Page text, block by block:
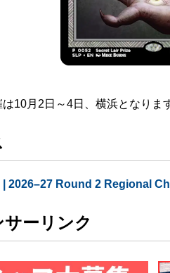
10月2日～4日、横浜となりま
| 2026–27 Round 2 Regional
ーリンク